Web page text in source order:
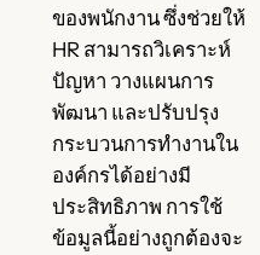
ของพนักงาน ซึ่งช่วยให้
HR สามารถวิเคราะห์
ปัญหา วางแผนการ
พัฒนา และปรับปรุง
กระบวนการทำงานใน
องค์กรได้อย่างมี
ประสิทธิภาพ การใช้
ข้อมูลนี้อย่างถูกต้องจะ